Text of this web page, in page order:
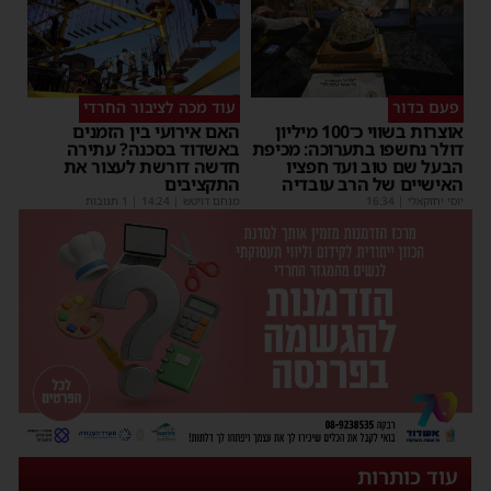
פעם בדור
אוצרות בשווי כ־100 מיליון
דולר נחשפו בתערוכה: מכיפת
הבעל שם טוב ועד חפציו
האישיים של הרב עובדיה
יוסי יחזקאלי 16:34
עוד מכה לציבור החרדי
האם אירועי בין הזמנים
באשדוד בסכנה? עתירה
חדשה דורשת לעצור את
התקציבים
מנחם דויטש
עוד כותרות